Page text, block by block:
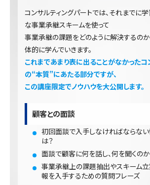
コンサルティングパートでは、それまでに
な事業承継スキームを使って
事業承継の課題をどのように解決するの
体的に学んでいきます。
これまであまり表に出ることがなかったコ
の“本質”にあたる部分ですが、
この講座限定でノウハウを大公開します。
顧客との面談
初回面談で入手しなければならない
は？
面談で顧客に何を話し、何を聞くのか
事業承継上の課題抽出やスキーム
報を入手するための質問フレーズ